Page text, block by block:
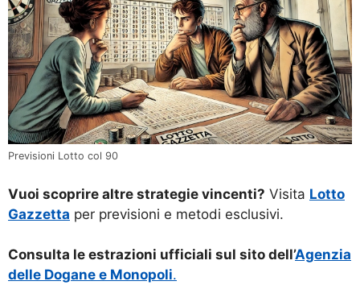
Previsioni Lotto col 90
Vuoi scoprire altre strategie vincenti? Visita Lotto
Gazzetta per previsioni e metodi esclusivi.
Consulta le estrazioni ufficiali sul sito dell’Agenzia
delle Dogane e Monopoli.